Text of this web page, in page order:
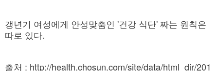
갱년기 여성에게 안성맞춤인 '건강 식단' 짜는 원칙은
따로 있다.
출처 : http://health.chosun.com/site/data/html_dir/201